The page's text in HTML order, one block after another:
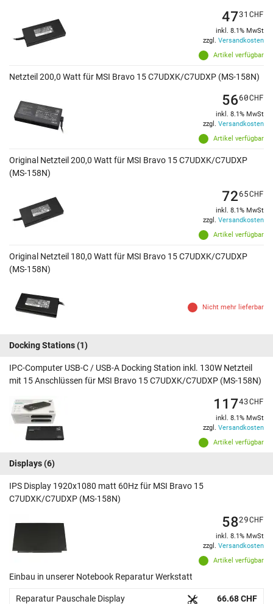
Artikel verfügbar
4731 CHF
inkl. 8.1% MwSt
zzgl. Versandkosten
Netzteil 200,0 Watt für MSI Bravo 15 C7UDXK/C7UDXP (MS-158N)
Artikel verfügbar
5660CHF
inkl. 8.1% MwSt
zzgl. Versandkosten
Original Netzteil 200,0 Watt für MSI Bravo 15 C7UDXK/C7UDXP
(MS-158N)
Artikel verfügbar
7265CHF
inkl. 8.1% MwSt
zzgl. Versandkosten
Original Netzteil 180,0 Watt für MSI Bravo 15 C7UDXK/C7UDXP
(MS-158N)
Nicht mehr lieferbar
Docking Stations(1)
IPC-Computer USB-C / USB-A Docking Station inkl. 130W Netzteil
mit 15 Anschlüssen für MSI Bravo 15 C7UDXK/C7UDXP (MS-158N)
Artikel verfügbar
11743CHF
inkl. 8.1% MwSt
zzgl. Versandkosten
Displays(6)
IPS Display 1920x1080 matt 60Hz für MSI Bravo 15
C7UDXK/C7UDXP (MS-158N)
Artikel verfügbar
5829CHF
inkl. 8.1% MwSt
zzgl. Versandkosten
Einbau in unserer Notebook Reparatur Werkstatt
Reparatur Pauschale Display 66.68 CHF